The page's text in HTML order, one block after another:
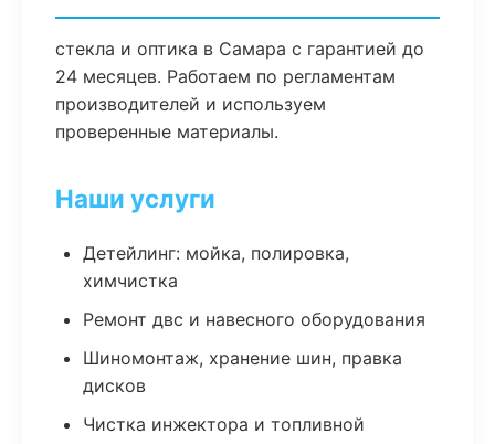
стекла и оптика в Самара с гарантией до
24 месяцев. Работаем по регламентам
производителей и используем
проверенные материалы.
Наши услуги
Детейлинг: мойка, полировка,
химчистка
Ремонт двс и навесного оборудования
Шиномонтаж, хранение шин, правка
дисков
Чистка инжектора и топливной